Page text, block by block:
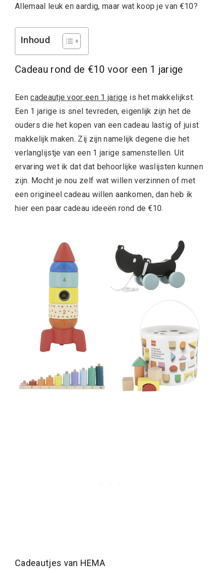
Allemaal leuk en aardig, maar wat koop je van €10?
Inhoud
Cadeau rond de €10 voor een 1 jarige
Eencadeautje voor een 1 jarige is het makkelijkst.
Een 1 jarige is snel tevreden, eigenlijk zijn het de
ouders die het kopen van een cadeau lastig of juist
makkelijk maken. Zij zijn namelijk degene die het
verlanglijstje van een 1 jarige samenstellen. Uit
ervaring wet ik dat dat behoorlijke waslijsten kunnen
zijn. Mocht je nou zelf wat willen verzinnen of met
een origineel cadeau willen aankomen, dan heb ik
hier een paar cadeau ideeën rond de €10.
Cadeautjes van HEMA